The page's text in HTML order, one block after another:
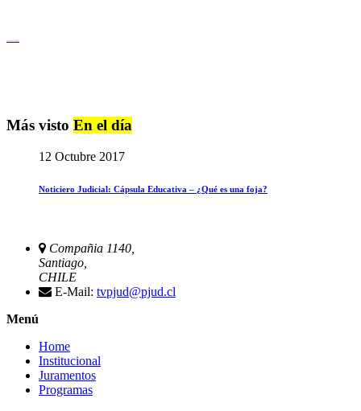
Más visto En el día
12 Octubre 2017
Noticiero Judicial: Cápsula Educativa – ¿Qué es una foja?
Compañia 1140,
Santiago,
CHILE
E-Mail: tvpjud@pjud.cl
Menú
Home
Institucional
Juramentos
Programas